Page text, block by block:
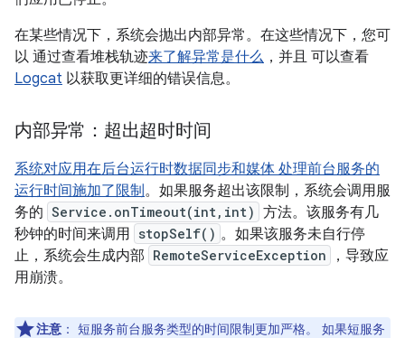
在某些情况下，系统会抛出内部异常。在这些情况下，您可
以 通过查看堆栈轨迹来了解异常是什么 ，并且 可以查看
Logcat 以获取更详细的错误信息。
内部异常：超出超时时间
系统对应用在后台运行时数据同步和媒体 处理前台服务的
运行时间施加了限制。如果服务超出该限制，系统会调用服
务的 Service.onTimeout(int,int) 方法。该服务有几
秒钟的时间来调用 stopSelf() 。如果该服务未自行停
止，系统会生成内部 RemoteServiceException
，导致应
用崩溃。
注意 ： 短服务前台服务类型的时间限制更加严格。 如果短服务